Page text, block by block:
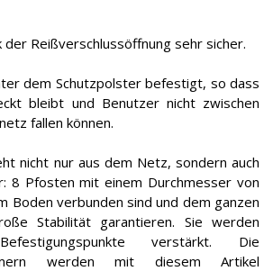
Reißverschlussöffnung sehr sicher.
dem Schutzpolster befestigt, so dass
bleibt und Benutzer nicht zwischen
fallen können.
nicht nur aus dem Netz, sondern auch
8 Pfosten mit einem Durchmesser von
Boden verbunden sind und dem ganzen
Stabilität garantieren. Sie werden
verstärkt. Die
werden mit diesem Artikel